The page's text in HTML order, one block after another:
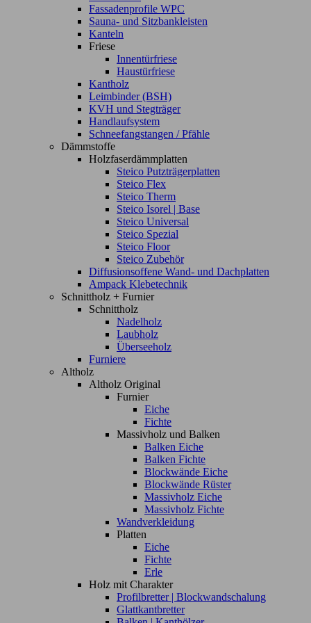
Fassadenprofile WPC
Sauna- und Sitzbankleisten
Kanteln
Friese
Innentürfriese
Haustürfriese
Kantholz
Leimbinder (BSH)
KVH und Stegträger
Handlaufsystem
Schneefangstangen / Pfähle
Dämmstoffe
Holzfaserdämmplatten
Steico Putzträgerplatten
Steico Flex
Steico Therm
Steico Isorel | Base
Steico Universal
Steico Spezial
Steico Floor
Steico Zubehör
Diffusionsoffene Wand- und Dachplatten
Ampack Klebetechnik
Schnittholz + Furnier
Schnittholz
Nadelholz
Laubholz
Überseeholz
Furniere
Altholz
Altholz Original
Furnier
Eiche
Fichte
Massivholz und Balken
Balken Eiche
Balken Fichte
Blockwände Eiche
Blockwände Rüster
Massivholz Eiche
Massivholz Fichte
Wandverkleidung
Platten
Eiche
Fichte
Erle
Holz mit Charakter
Profilbretter | Blockwandschalung
Glattkantbretter